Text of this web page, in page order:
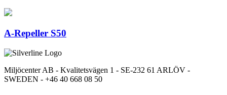
A-Repeller S50
Miljöcenter AB - Kvalitetsvägen 1 - SE-232 61 ARLÖV -
SWEDEN - +46 40 668 08 50